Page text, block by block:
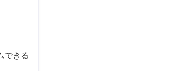
できる